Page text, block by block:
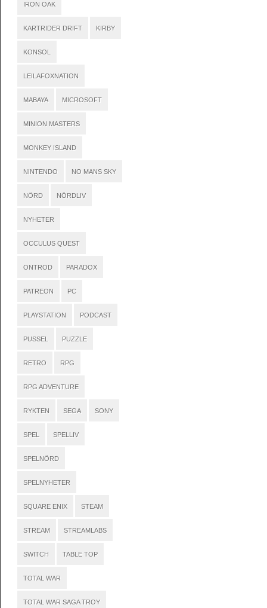
IRON OAK
KARTRIDER DRIFT KIRBY
KONSOL
LEILAFOXNATION
MABAYA MICROSOFT
MINION MASTERS
MONKEY ISLAND
NINTENDO NO MANS SKY
NÖRD NÖRDLIV
NYHETER
OCCULUS QUEST
ONTROD PARADOX
PATREON PC
PLAYSTATION PODCAST
PUSSEL PUZZLE
RETRO RPG
RPG ADVENTURE
RYKTEN SEGA SONY
SPEL SPELLIV
SPELNÖRD
SPELNYHETER
SQUARE ENIX STEAM
STREAM STREAMLABS
SWITCH TABLE TOP
TOTAL WAR
TOTAL WAR SAGA TROY